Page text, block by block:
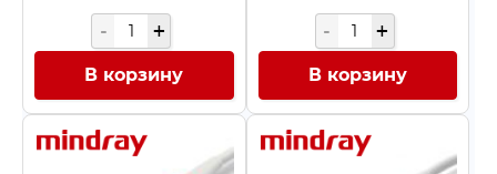
В корзину В корзину